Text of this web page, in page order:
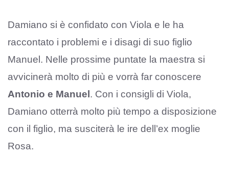
Damiano si è confidato con Viola e le ha
raccontato i problemi e i disagi di suo figlio
Manuel. Nelle prossime puntate la maestra si
avvicinerà molto di più e vorrà far conoscere
Antonio e Manuel. Con i consigli di Viola,
Damiano otterrà molto più tempo a disposizione
con il figlio, ma susciterà le ire dell’ex moglie
Rosa.